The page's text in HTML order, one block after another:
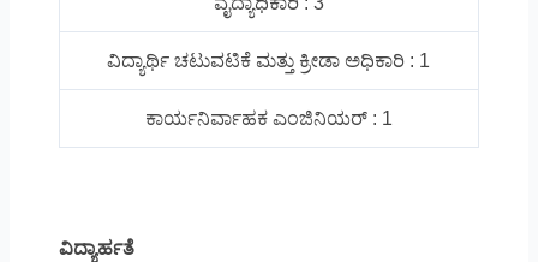
ವಿದ್ಯಾರ್ಥಿ ಚಟುವಟಿಕೆ ಮತ್ತು ಕ್ರೀಡಾ ಅಧಿಕಾರಿ : 1
ಕಾರ್ಯನಿರ್ವಾಹಕ ಎಂಜಿನಿಯರ್ : 1
ವಿದ್ಯಾರ್ಹತೆ